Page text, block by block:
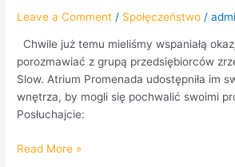
Leave a Comment / Społęczeństwo /
Chwile już temu mieliśmy wspaniałą
porozmawiać z grupą przedsiębiorców
Slow. Atrium Promenada udostępniła im
wnętrza, by mogli się pochwalić swoimi
Posłuchajcie:
Read More »